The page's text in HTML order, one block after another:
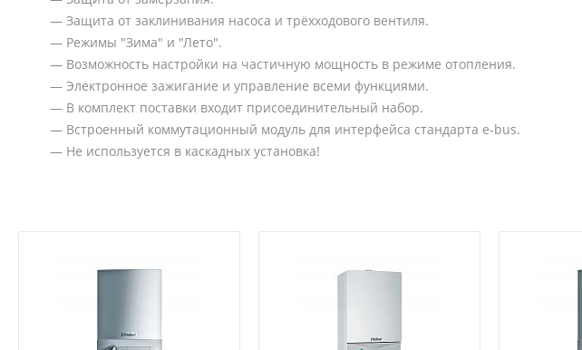
— Защита от заклинивания насоса и трёхходового вентиля.
— Режимы "Зима" и "Лето".
— Возможность настройки на частичную мощность в режиме отопления.
— Электронное зажигание и управление всеми функциями.
— В комплект поставки входит присоединительный набор.
— Встроенный коммутационный модуль для интерфейса стандарта e-bus.
— Не используется в каскадных установка!